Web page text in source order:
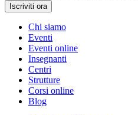
Iscriviti ora
Chi siamo
Eventi
Eventi online
Insegnanti
Centri
Strutture
Corsi online
Blog